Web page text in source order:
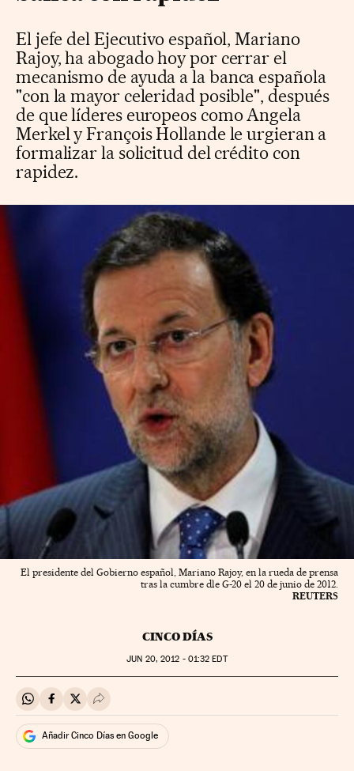
El jefe del Ejecutivo español, Mariano
Rajoy, ha abogado hoy por cerrar el
mecanismo de ayuda a la banca española
"con la mayor celeridad posible", después
de que líderes europeos como Angela
Merkel y François Hollande le urgieran a
formalizar la solicitud del crédito con
rapidez.
El presidente del Gobierno español, Mariano Rajoy, en la rueda de prensa
tras la cumbre dle G-20 el 20 de junio de 2012.
REUTERS
CINCO DÍAS
JUN 20, 2012 - 01:32 EDT
Compartir en Whatsapp
Compartir en Facebook
Compartir en Twitter
Desplegar Redes Sociales
Añadir Cinco Días en Google